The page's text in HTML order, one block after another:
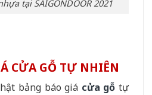
tại SAIGONDOOR 2021
CỬA GỖ TỰ NHIÊN
bảng báo giá cửa gỗ tự